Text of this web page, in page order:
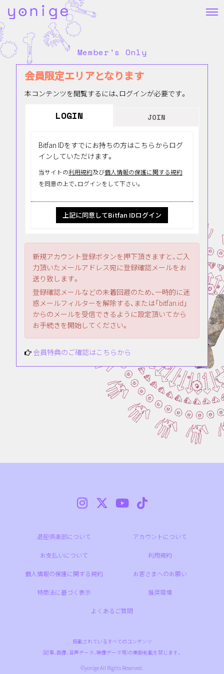
Member's Only
会員限定エリアとなります
本コンテンツを閲覧するには、ログインが必要です。
LOGIN JOIN
Bitfan IDをすでにお持ちの方はこちらからログ
インしていただけます。
当サイトの利用規約及び個人情報の保護に関する規約
を同意の上で、ログインをして下さい。
上記に同意してBitfan IDログイン
新規アカウント登録ボタンを押下頂きますと、ご入
力頂いたメールアドレス宛に登録確認メールをお
送り致します。
登録確認メールなどの未着回避のため、一時的に迷
惑メールフィルターを解除する、または「bitfan.id」
からのメールを受信できるように設定頂いてから
お手続きを開始してください。
会員特典のご確認はこちらから
退屈倶楽部について アカウントについて
お支払いについて 利用規約
個人情報の保護に関する規約 お客さまへのお願い
特商法に基づく表示 推奨環境
よくあるご質問
掲載されているすべてのコンテンツ
(記事、画像、音声データ、映像データ等)の無断転載を禁じます。
©yonige All Rights Reserved.